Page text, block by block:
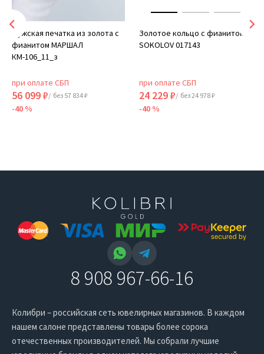
Мужская печатка из золота с
фианитом МАРШАЛ
КМ-106_11_з
при оплате СБП
56 099 ₽/ без 57 834 ₽
-40 %
Золотое кольцо с фианитом
SOKOLOV 017143
при оплате СБП
24 229 ₽/ без 24 978 ₽
-40 %
8 908 967-66-16
Колибри – российская сеть ювелирных магазинов. В каждом
нашем салоне представлены товары более сорока
отечественных производителей. Мы собрали лучшие